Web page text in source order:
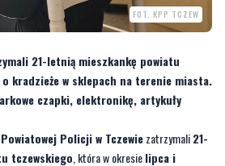
kradzieże w sklepach na terenie miasta.
Policji w Tczewiezatrzymali21-
tczewskiego , która w okresielipca i
kradzieży w sklepach na terenie
w krótkich odstępach czasu, w podobny
korzyści majątkowej, wielokrotnie wynosiła ze